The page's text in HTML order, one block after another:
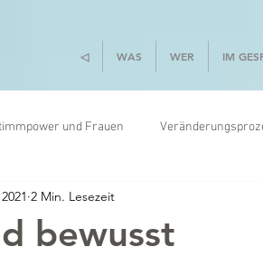
◁ WAS WER IM
und Frauen
Kommunikation
bewusst
2 Min. Lesezeit